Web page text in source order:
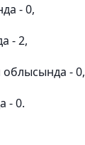
- 0,
- 2,
облысында - 0,
- 0.